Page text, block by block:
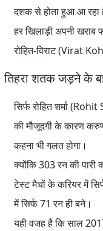
दशक से होता हुआ आ रहा
हर खिलाड़ी अपनी खराब
रोहित-विराट (Virat
तिहरा शतक जड़ने के
सिर्फ रोहित शर्मा
की मौजूदगी के कारण
कहना भी गलत होगा।
क्योंकि 303 रन की पारी
टेस्ट मैचों के करियर में
में सिर्फ 71 रन ही बने।
यही वजह है कि साल 2017